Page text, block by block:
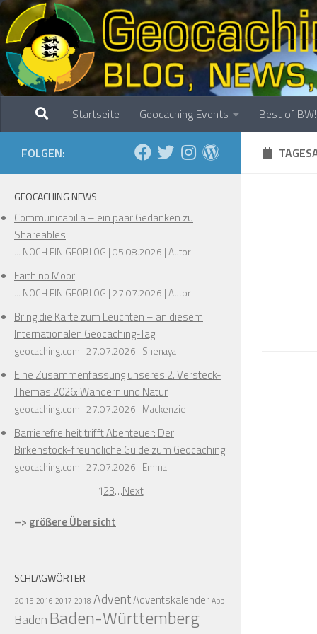
Zum Inhalt springen
Startseite Geocaching Events Best of BW!
FOLGEN:
GEOCACHING NEWS
Communicabilia – ein paar Gedanken zu
Shareables
... NOCH EIN GEOBLOG 05.08.2026 Autor
Faith no Moor
... NOCH EIN GEOBLOG 27.07.2026 Autor
Bring die Karte zum Leuchten – an diesem
Internationalen Geocaching-Tag
geocaching.com 27.07.2026 Shenaya
Eine Zusammenfassung unseres 2. Versteck-
Themas 2026: Wandern und Natur
geocaching.com 27.07.2026 Mackenzie
Barrierefreiheit trifft Abenteuer: Der
Birkenstock-freundliche Guide zum Geocaching
geocaching.com 27.07.2026 Emma
123…Next
–> größere Übersicht
SCHLAGWÖRTER
2015 2016 2017 2018 AdventAdventskalenderApp
BadenBaden-Württemberg